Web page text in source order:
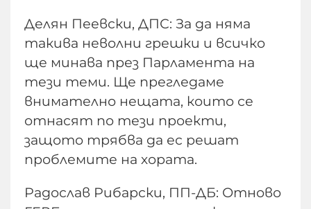
Делян Пеевски, ДПС: За да няма
такива неволни грешки и всичко
ще минава през Парламента на
тези теми. Ще прегледаме
внимателно нещата, които се
отнасят по тези проекти,
защото трябва да ес решат
проблемите на хората.
Радослав Рибарски, ПП-ДБ: Отново